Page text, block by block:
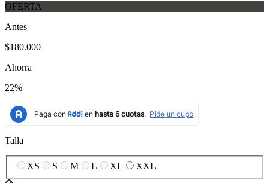
OFERTA
Antes
$180.000
Ahorra
22%
Talla
XS S M L XL XXL